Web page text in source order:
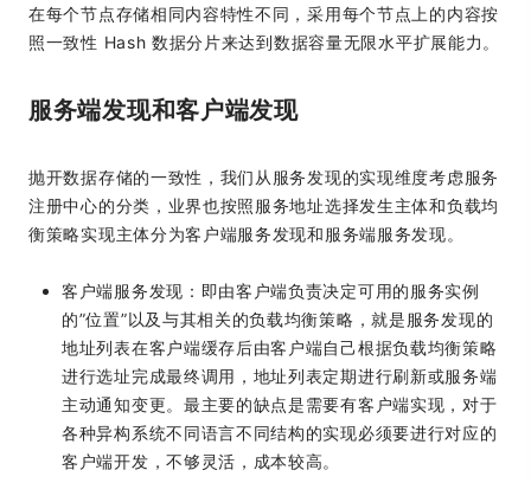
在每个节点存储相同内容特性不同，采用每个节点上的内容按
照一致性 Hash 数据分片来达到数据容量无限水平扩展能力。
服务端发现和客户端发现
抛开数据存储的一致性，我们从服务发现的实现维度考虑服务
注册中心的分类，业界也按照服务地址选择发生主体和负载均
衡策略实现主体分为客户端服务发现和服务端服务发现。
客户端服务发现：即由客户端负责决定可用的服务实例
的”位置”以及与其相关的负载均衡策略，就是服务发现的
地址列表在客户端缓存后由客户端自己根据负载均衡策略
进行选址完成最终调用，地址列表定期进行刷新或服务端
主动通知变更。最主要的缺点是需要有客户端实现，对于
各种异构系统不同语言不同结构的实现必须要进行对应的
客户端开发，不够灵活，成本较高。